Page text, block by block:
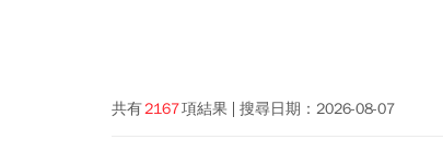
共有2167項結果 搜尋日期： 2026-08-07